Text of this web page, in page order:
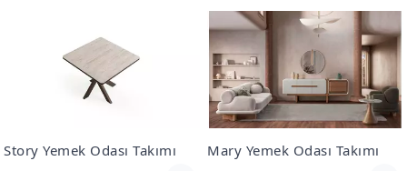
Story Yemek Odası Takımı Mary Yemek Odası Takımı